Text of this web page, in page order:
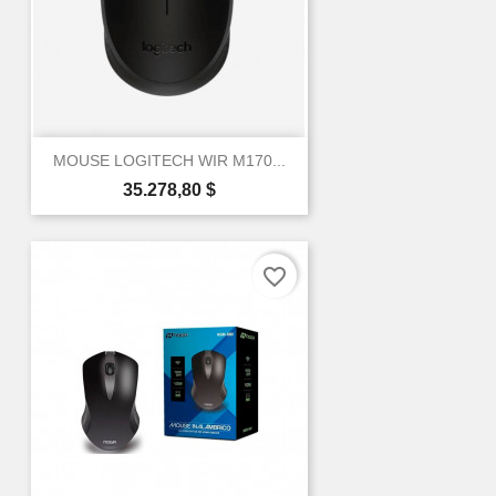
MOUSE LOGITECH WIR M170...
Precio
35.278,80 $
favorite_border